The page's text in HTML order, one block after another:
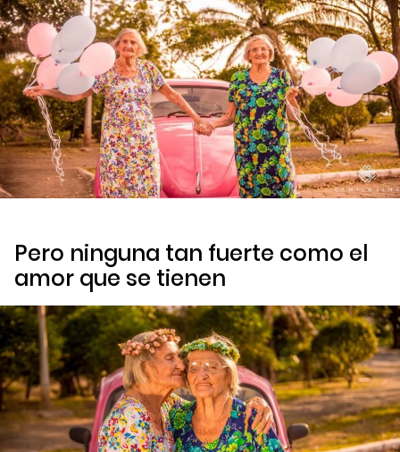
Pero ninguna tan fuerte como el
amor que se tienen